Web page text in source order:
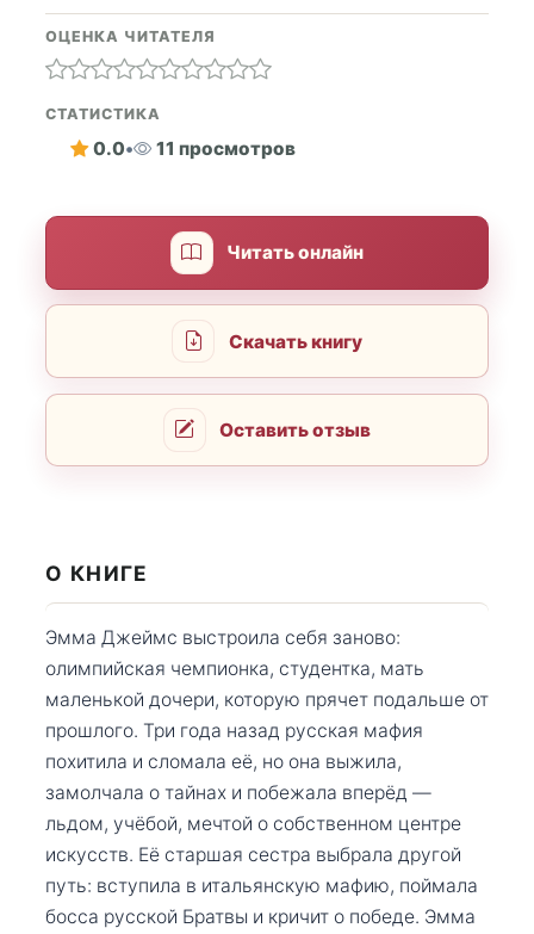
ОЦЕНКА ЧИТАТЕЛЯ
СТАТИСТИКА
0.0• 11 просмотров
Читать онлайн
Скачать книгу
Оставить отзыв
О КНИГЕ
Эмма Джеймс выстроила себя заново:
олимпийская чемпионка, студентка, мать
маленькой дочери, которую прячет подальше от
прошлого. Три года назад русская мафия
похитила и сломала её, но она выжила,
замолчала о тайнах и побежала вперёд —
льдом, учёбой, мечтой о собственном центре
искусств. Её старшая сестра выбрала другой
путь: вступила в итальянскую мафию, поймала
босса русской Братвы и кричит о победе. Эмма